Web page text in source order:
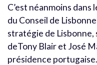
C’est néanmoins dans
du Conseil de
stratégie de Lisbonne,
deTony Blair et José
présidence